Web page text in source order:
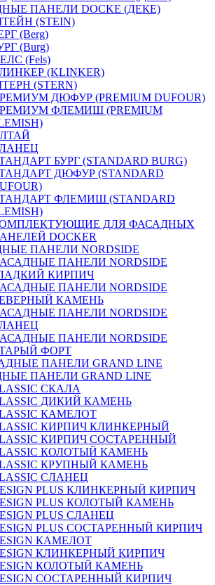
ПАНЕЛИ DOCKE (ДЕКЕ)
(STEIN)
(Berg)
(Burg)
(Fels)
(KLINKER)
(STERN)
ДЮФУР (PREMIUM DUFOUR)
ФЛЕМИШ (PREMIUM
БУРГ (STANDARD BURG)
ДЮФУР (STANDARD
ФЛЕМИШ (STANDARD
ДЛЯ ФАСАДНЫХ
DOCKER
ПАНЕЛИ NORDSIDE
ПАНЕЛИ NORDSIDE
КИРПИЧ
ПАНЕЛИ NORDSIDE
КАМЕНЬ
ПАНЕЛИ NORDSIDE
ПАНЕЛИ NORDSIDE
ФОРТ
ПАНЕЛИ GRAND LINE
СКАЛА
ДИКИЙ КАМЕНЬ
КАМЕЛОТ
КИРПИЧ КЛИНКЕРНЫЙ
КИРПИЧ СОСТАРЕННЫЙ
КОЛОТЫЙ КАМЕНЬ
КРУПНЫЙ КАМЕНЬ
СЛАНЕЦ
PLUS КЛИНКЕРНЫЙ КИРПИЧ
PLUS КОЛОТЫЙ КАМЕНЬ
PLUS СЛАНЕЦ
PLUS СОСТАРЕННЫЙ КИРПИЧ
КАМЕЛОТ
КЛИНКЕРНЫЙ КИРПИЧ
КОЛОТЫЙ КАМЕНЬ
СОСТАРЕННЫЙ КИРПИЧ